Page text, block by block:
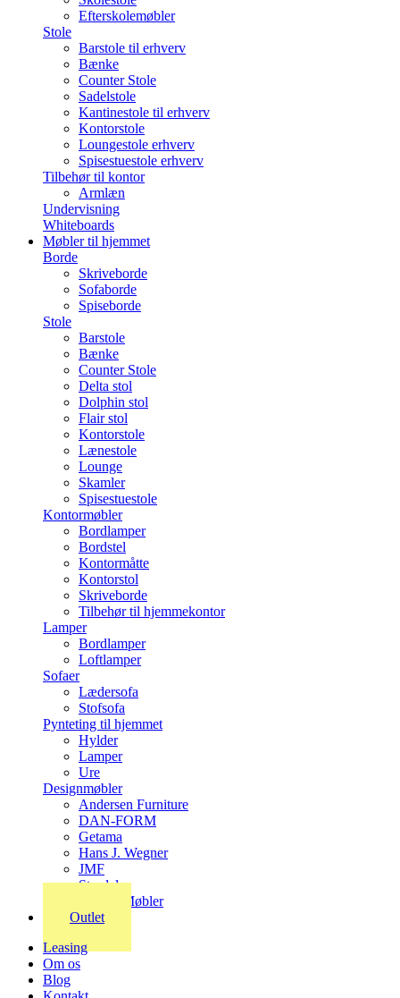
Efterskolemøbler
Stole
Barstole til erhverv
Bænke
Counter Stole
Sadelstole
Kantinestole til erhverv
Kontorstole
Loungestole erhverv
Spisestuestole erhverv
Tilbehør til kontor
Armlæn
Undervisning
Whiteboards
Møbler til hjemmet
Borde
Skriveborde
Sofaborde
Spiseborde
Stole
Barstole
Bænke
Counter Stole
Delta stol
Dolphin stol
Flair stol
Kontorstole
Lænestole
Lounge
Skamler
Spisestuestole
Kontormøbler
Bordlamper
Bordstel
Kontormåtte
Kontorstol
Skriveborde
Tilbehør til hjemmekontor
Lamper
Bordlamper
Loftlamper
Sofaer
Lædersofa
Stofsofa
Pynteting til hjemmet
Hylder
Lamper
Ure
Designmøbler
Andersen Furniture
DAN-FORM
Getama
Hans J. Wegner
JMF
Stordal
Stouby Møbler
Outlet
Leasing
Om os
Blog